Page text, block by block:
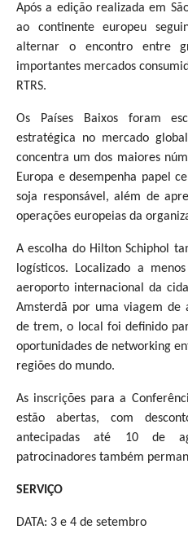
Após a edição realizada em
ao continente europeu
alternar o encontro entre
importantes mercados
RTRS.
Os Países Baixos foram
estratégica no mercado
concentra um dos maiores
Europa e desempenha papel
soja responsável, além de
operações europeias da
A escolha do Hilton Schiphol
logísticos. Localizado a
aeroporto internacional da
Amsterdã por uma viagem de
de trem, o local foi definido
oportunidades de networking
regiões do mundo.
As inscrições para a
estão abertas, com
antecipadas até 10 de
patrocinadores também
SERVIÇO
DATA: 3 e 4 de setembro